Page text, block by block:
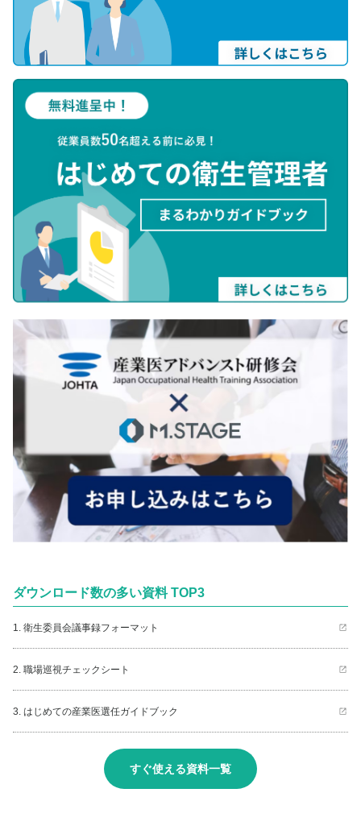
ダウンロード数の多い資料 TOP3
1. 衛生委員会議事録フォーマット
2. 職場巡視チェックシート
3. はじめての産業医選任ガイドブック
すぐ使える資料一覧